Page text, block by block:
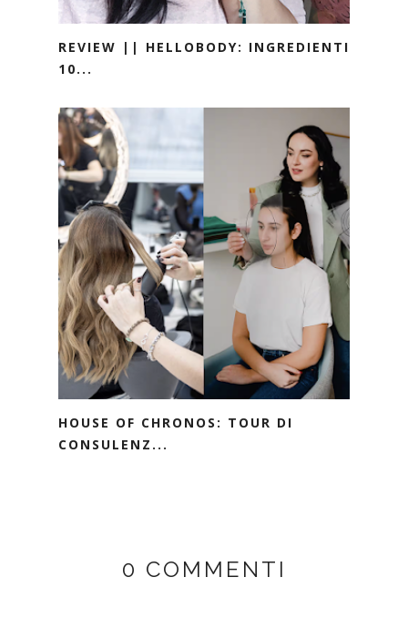
REVIEW || HELLOBODY: INGREDIENTI
10...
HOUSE OF CHRONOS: TOUR DI
CONSULENZ...
0 COMMENTI